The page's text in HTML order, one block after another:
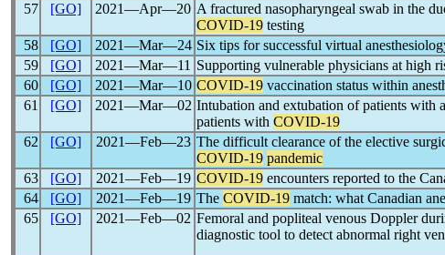
57
[GO] 2021―Apr―20 A fractured nasopharyngeal swab in the
COVID-19 testing
58 [GO] 2021―Mar―24 Six tips for successful virtual
59
[GO] 2021―Mar―11 Supporting vulnerable physicians at high
60
[GO] 2021―Mar―10 COVID-19 vaccination status within
61
[GO] 2021―Mar―02 Intubation and extubation of patients with
patients with COVID-19
62
[GO] 2021―Feb―23 The difficult clearance of the elective
COVID-19 pandemic
63 [GO] 2021―Feb―19 COVID-19 encounters reported to the
64
[GO] 2021―Feb―19 The COVID-19 match: what Canadian
65
[GO] 2021―Feb―02 Femoral and popliteal venous Doppler
diagnostic tool to detect abnormal right